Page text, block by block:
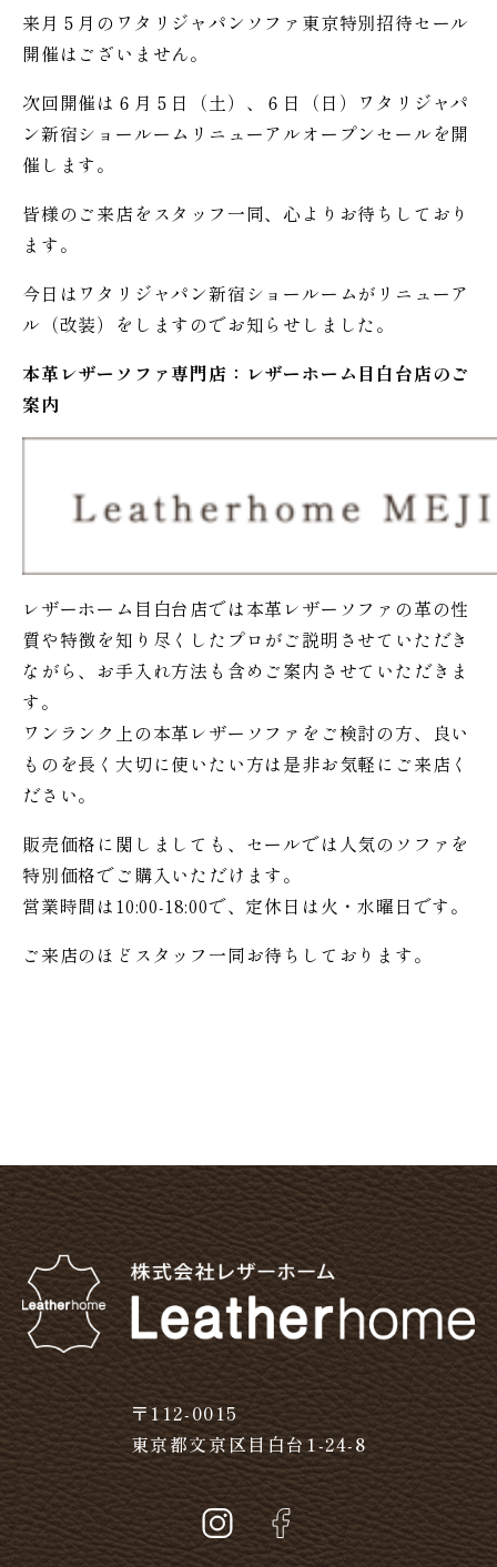
来月５月のワタリジャパンソファ東京特別招待セール
開催はございません。
次回開催は６月５日（土）、６日（日）ワタリジャパ
ン新宿ショールームリニューアルオープンセールを開
催します。
皆様のご来店をスタッフ一同、心よりお待ちしており
ます。
今日はワタリジャパン新宿ショールームがリニューア
ル（改装）をしますのでお知らせしました。
本革レザーソファ専門店：レザーホーム 目白台店のご
案内
レザーホーム目白台店では本革レザーソファの革の性
質や特徴を知り尽くしたプロがご説明させていただき
ながら、お手入れ方法も含めご案内させていただきま
す。
ワンランク上の本革レザーソファをご検討の方、良い
ものを長く大切に使いたい方は是非お気軽にご来店く
ださい。
販売価格に関しましても、セールでは人気のソファを
特別価格でご購入いただけます。
営業時間は10:00-18:00で、定休日は火・水曜日です。
ご来店のほどスタッフ一同お待ちしております。
〒112-0015
東京都文京区目白台1-24-8